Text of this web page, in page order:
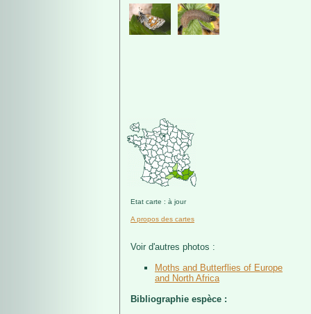
Etat carte : à jour
A propos des cartes
Voir d'autres photos :
Moths and Butterflies of Europe
and North Africa
Bibliographie espèce :